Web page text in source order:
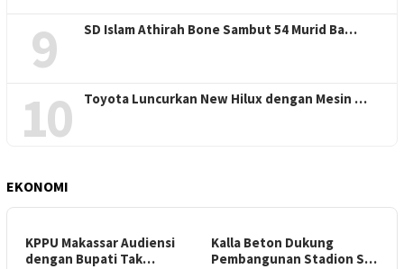
9 SD Islam Athirah Bone Sambut 54 Murid Ba…
10 Toyota Luncurkan New Hilux dengan Mesin …
EKONOMI
KPPU Makassar Audiensi
dengan Bupati Tak…
Kalla Beton Dukung
Pembangunan Stadion S…